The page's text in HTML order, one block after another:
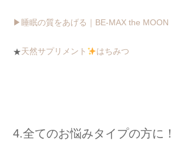
▶︎睡眠の質をあげる｜BE-MAX the MOON
★天然サプリメント はちみつ
4.全てのお悩みタイプの方に！